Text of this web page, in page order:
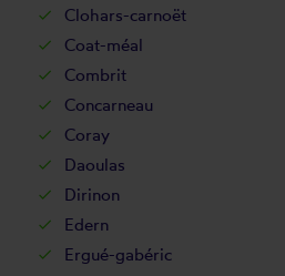
Clohars-carnoët
Coat-méal
Combrit
Concarneau
Coray
Daoulas
Dirinon
Edern
Ergué-gabéric